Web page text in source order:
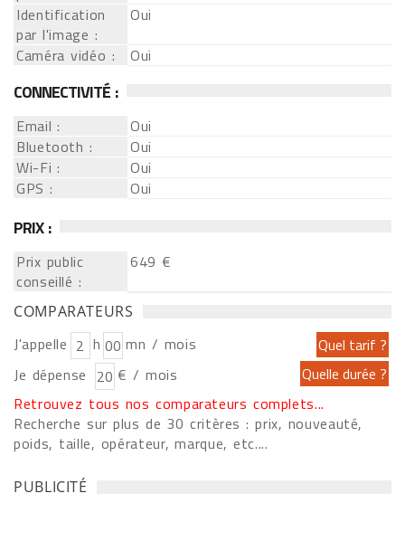
Identification
par l'image :
Oui
Caméra vidéo :
Oui
CONNECTIVITÉ :
Email :
Oui
Bluetooth :
Oui
Wi-Fi :
Oui
GPS :
Oui
PRIX :
Prix public
conseillé :
649 €
COMPARATEURS
J'appelle h
mn / mois
Je dépense
€ / mois
Retrouvez tous nos comparateurs complets...
Recherche sur plus de 30 critères : prix, nouveauté,
poids, taille, opérateur, marque, etc....
PUBLICITÉ